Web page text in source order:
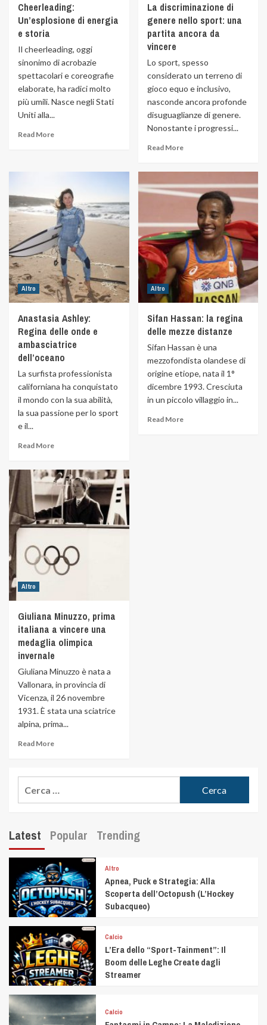
Cheerleading:
Un’esplosione di energia
e storia
Il cheerleading, oggi
sinonimo di acrobazie
spettacolari e coreografie
elaborate, ha radici molto
più umili. Nasce negli Stati
Uniti alla...
Read More
La discriminazione di
genere nello sport: una
partita ancora da
vincere
Lo sport, spesso
considerato un terreno di
gioco equo e inclusivo,
nasconde ancora profonde
disuguaglianze di genere.
Nonostante i progressi...
Read More
Altro
Anastasia Ashley:
Regina delle onde e
ambasciatrice
dell’oceano
La surfista professionista
californiana ha conquistato
il mondo con la sua abilità,
la sua passione per lo sport
e il...
Read More
Altro
Sifan Hassan: la regina
delle mezze distanze
Sifan Hassan è una
mezzofondista olandese di
origine etiope, nata il 1°
dicembre 1993. Cresciuta
in un piccolo villaggio in...
Read More
Altro
Giuliana Minuzzo, prima
italiana a vincere una
medaglia olimpica
invernale
Giuliana Minuzzo è nata a
Vallonara, in provincia di
Vicenza, il 26 novembre
1931. È stata una sciatrice
alpina, prima...
Read More
Latest Popular Trending
Altro
Apnea, Puck e Strategia: Alla
Scoperta dell’Octopush (L’Hockey
Subacqueo)
Calcio
L’Era dello “Sport-Tainment”: Il
Boom delle Leghe Create dagli
Streamer
Calcio